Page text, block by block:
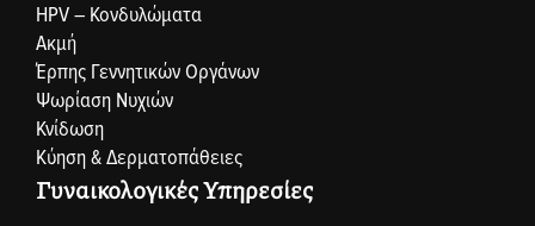
HPV – Κονδυλώματα
Ακμή
Έρπης Γεννητικών Οργάνων
Ψωρίαση Νυχιών
Κνίδωση
Κύηση & Δερματοπάθειες
Γυναικολογικές Υπηρεσίες